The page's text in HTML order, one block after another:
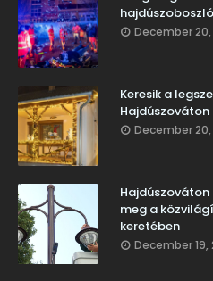
December 20,
Keresik a
Hajdúszováton
December 20,
meg a
keretében
December 19,